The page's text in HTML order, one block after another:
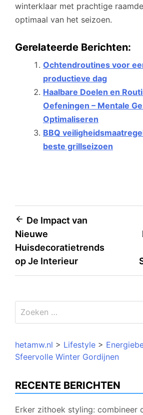
winterklaar met prachtige
optimaal van het seizoen.
Gerelateerde Berichten:
Ochtendroutines voor
productieve dag
Haalbare Doelen en
Oefeningen – Mentale
Optimaliseren
BBQ
beste grillseizoen
Bericht
navigatie
De Impact van
Nieuwe
Huisdecoratietrends
op Je Interieur
naar:
hetamw.nl > Lifestyle >
Sfeervolle Winter Gordijnen
RECENTE BERICHTEN
Erker zithoek styling: combineer